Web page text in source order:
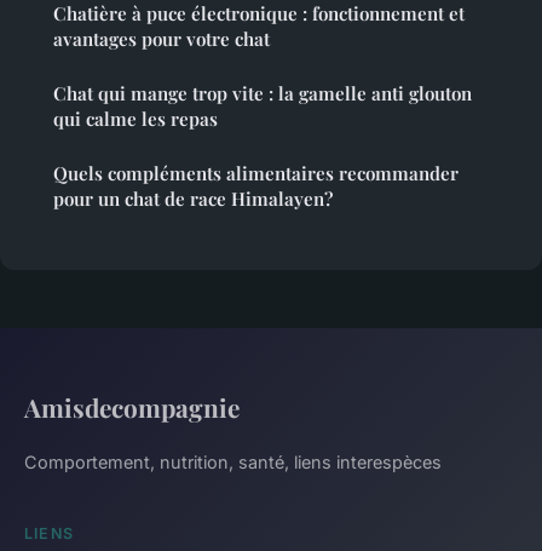
Chatière à puce électronique : fonctionnement et
avantages pour votre chat
Chat qui mange trop vite : la gamelle anti glouton
qui calme les repas
Quels compléments alimentaires recommander
pour un chat de race Himalayen?
Amisdecompagnie
Comportement, nutrition, santé, liens interespèces
LIENS